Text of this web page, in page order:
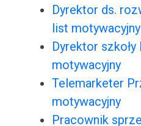
Dyrektor ds.
list motywacyjny
Dyrektor szkoły
motywacyjny
Telemarketer
motywacyjny
Pracownik